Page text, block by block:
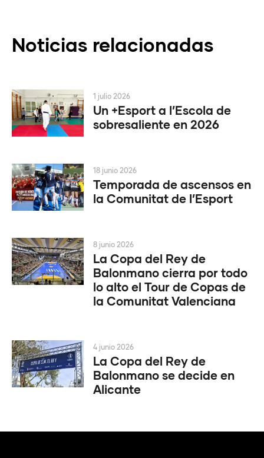
Noticias relacionadas
Un +Esport a l’Escola de
sobresaliente en 2026
1 julio 2026
Temporada de ascensos en
la Comunitat de l’Esport
18 junio 2026
La Copa del Rey de
Balonmano cierra por todo
lo alto el Tour de Copas de
la Comunitat Valenciana
8 junio 2026
La Copa del Rey de
Balonmano se decide en
Alicante
4 junio 2026